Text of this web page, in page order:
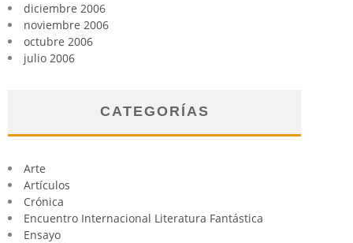
diciembre 2006
noviembre 2006
octubre 2006
julio 2006
CATEGORÍAS
Arte
Artículos
Crónica
Encuentro Internacional Literatura Fantástica
Ensayo